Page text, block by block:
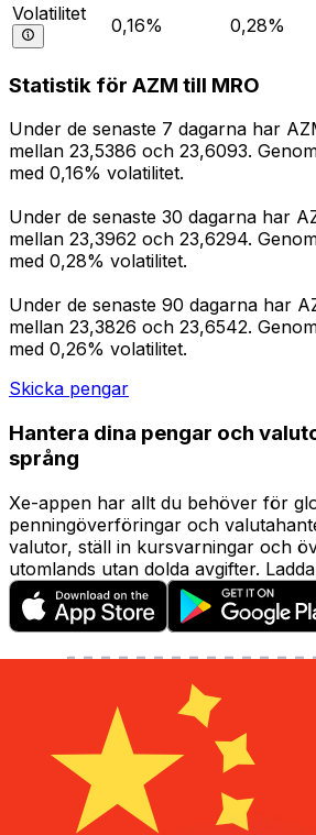
Volatilitet
0,16% 0,28%
Statistik för AZM till MRO
Under de senaste 7 dagarna har
mellan 23,5386 och 23,6093.
med 0,16% volatilitet.
Under de senaste 30 dagarna har
mellan 23,3962 och 23,6294.
med 0,28% volatilitet.
Under de senaste 90 dagarna har
mellan 23,3826 och 23,6542.
med 0,26% volatilitet.
Skicka pengar
Hantera dina pengar och
språng
Xe-appen har allt du behöver för
penningöverföringar och
valutor, ställ in kursvarningar och
utomlands utan dolda avgifter.